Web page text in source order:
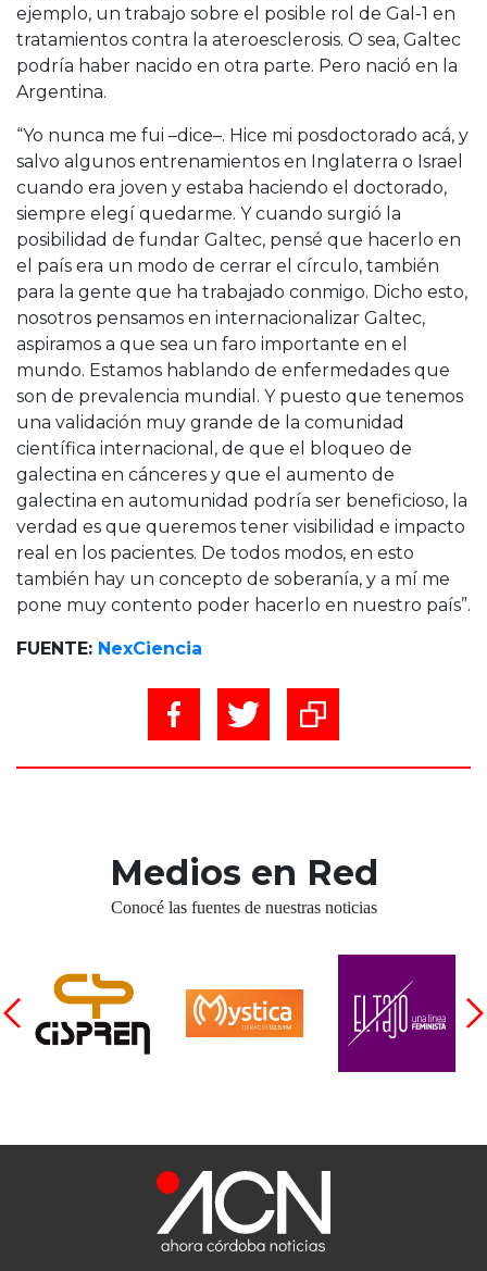
ejemplo, un trabajo sobre el posible rol de Gal-1 en
tratamientos contra la ateroesclerosis. O sea, Galtec
podría haber nacido en otra parte. Pero nació en la
Argentina.
“Yo nunca me fui –dice–. Hice mi posdoctorado acá, y
salvo algunos entrenamientos en Inglaterra o Israel
cuando era joven y estaba haciendo el doctorado,
siempre elegí quedarme. Y cuando surgió la
posibilidad de fundar Galtec, pensé que hacerlo en
el país era un modo de cerrar el círculo, también
para la gente que ha trabajado conmigo. Dicho esto,
nosotros pensamos en internacionalizar Galtec,
aspiramos a que sea un faro importante en el
mundo. Estamos hablando de enfermedades que
son de prevalencia mundial. Y puesto que tenemos
una validación muy grande de la comunidad
científica internacional, de que el bloqueo de
galectina en cánceres y que el aumento de
galectina en automunidad podría ser beneficioso, la
verdad es que queremos tener visibilidad e impacto
real en los pacientes. De todos modos, en esto
también hay un concepto de soberanía, y a mí me
pone muy contento poder hacerlo en nuestro país”.
FUENTE: NexCiencia
Medios en Red
Conocé las fuentes de nuestras noticias